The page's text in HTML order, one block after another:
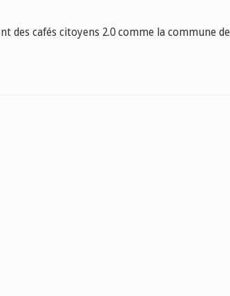
des cafés citoyens 2.0 comme la commune de